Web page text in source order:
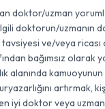
doktor/uzman
doktorun/uzmanın
ve/veya ricası
bağımsız olarak
alanında
artırmak,
iyi doktor veya